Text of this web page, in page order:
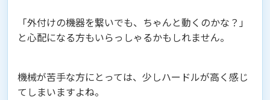
「外付けの機器を繋いでも、ちゃんと動くのかな？」
と心配になる方もいらっしゃるかもしれません。
機械が苦手な方にとっては、少しハードルが高く感じ
てしまいますよね。